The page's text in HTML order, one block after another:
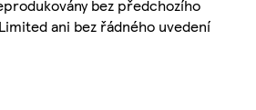
bez předchozího
ani bez řádného uvedení